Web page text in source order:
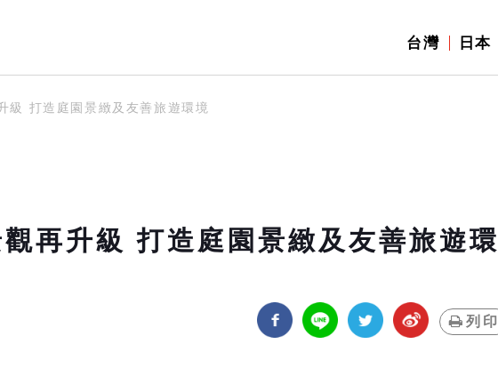
台灣 日本
級 打造庭園景緻及友善旅遊環境
再升級 打造庭園景緻及友善旅遊環
列印